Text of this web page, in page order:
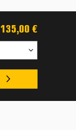
135,00 €